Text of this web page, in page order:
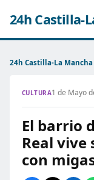
24h Castilla-
24h Castilla-La Mancha
CULTURA1 de Mayo
El barrio
Real vive
con